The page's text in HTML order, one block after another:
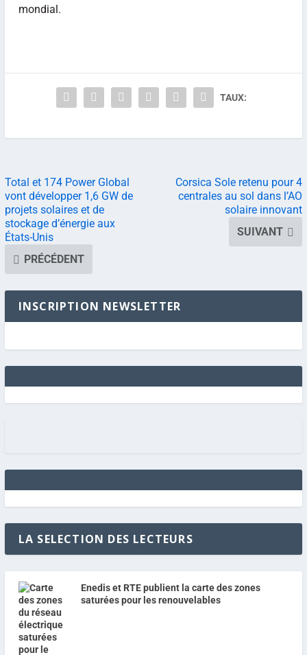
mondial.
TAUX:
Total et 174 Power Global
vont développer 1,6 GW de
projets solaires et de
stockage d’énergie aux
États-Unis
PRÉCÉDENT
Corsica Sole retenu pour 4
centrales au sol dans l’AO
solaire innovant
SUIVANT
INSCRIPTION NEWSLETTER
LA SELECTION DES LECTEURS
Enedis et RTE publient la carte des zones
saturées pour les renouvelables